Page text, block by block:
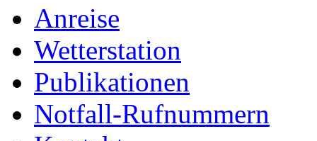
Anreise
Wetterstation
Publikationen
Notfall-Rufnummern